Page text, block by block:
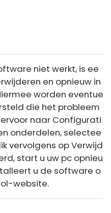
niet werkt, is ee
en opnieuw in
worden eventue
die het probleem
naar Configurati
onderdelen, selectee
vervolgens op Verwijd
start u uw pc opnieu
u de software o
website.